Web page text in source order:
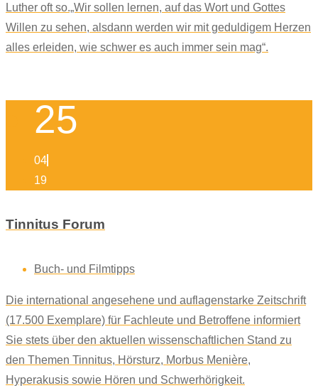
Luther oft so.„Wir sollen lernen, auf das Wort und Gottes
Willen zu sehen, alsdann werden wir mit geduldigem Herzen
alles erleiden, wie schwer es auch immer sein mag“.
25
04
19
Tinnitus Forum
Buch- und Filmtipps
Die international angesehene und auflagenstarke Zeitschrift
(17.500 Exemplare) für Fachleute und Betroffene informiert
Sie stets über den aktuellen wissenschaftlichen Stand zu
den Themen Tinnitus, Hörsturz, Morbus Menière,
Hyperakusis sowie Hören und Schwerhörigkeit.